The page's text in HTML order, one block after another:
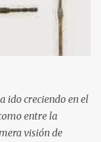
de moda que
dictámenes de la
a las que estaba
tienen un uso
estética se
la estética
ido creciendo en el
entre la
visión de